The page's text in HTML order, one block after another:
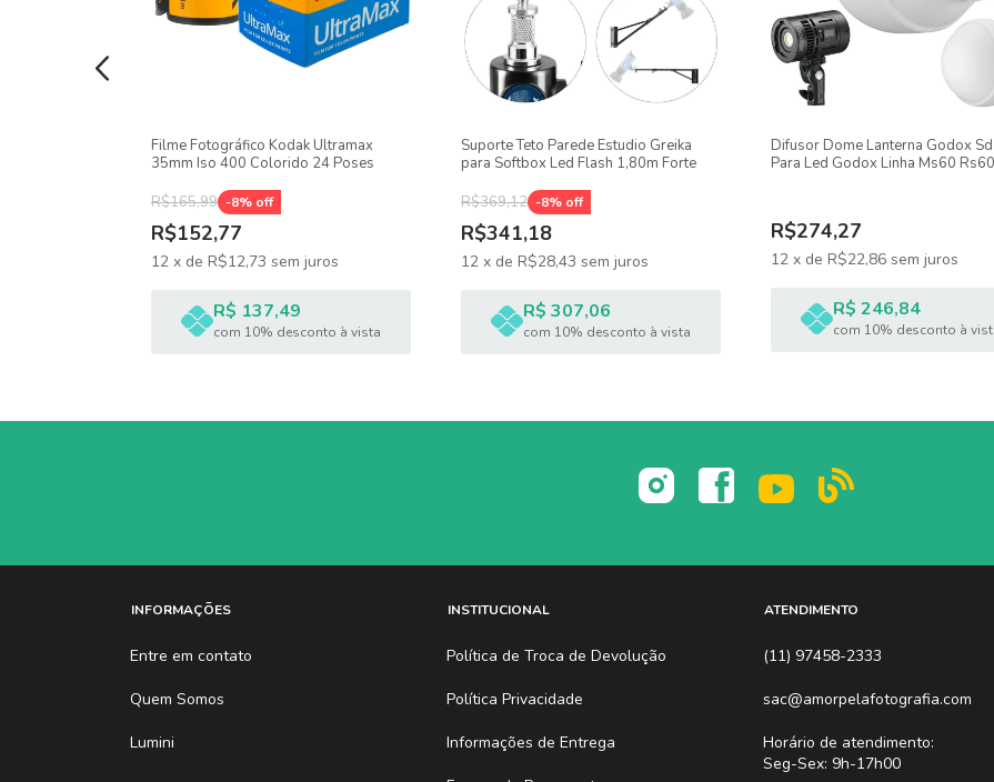
Filme Fotográfico Kodak Ultramax
35mm Iso 400 Colorido 24 Poses
R$165,99 -8% off
R$152,77
12 x de R$12,73 sem juros
R$ 137,49
com 10% desconto à vista
Suporte Teto Parede Estudio Greika
para Softbox Led Flash 1,80m Forte
R$369,12 -8% off
R$341,18
12 x de R$28,43 sem juros
R$ 307,06
com 10% desconto à vista
Difusor Dome Lanterna Godox
Para Led Godox Linha Ms60 Rs60
R$274,27
12 x de R$22,86 sem juros
R$ 246,84
com 10% desconto à
INFORMAÇÕES
Entre em contato
Quem Somos
Lumini
INSTITUCIONAL
Política de Troca de Devolução
Política Privacidade
Informações de Entrega
ATENDIMENTO
(11) 97458-2333
sac@amorpelafotografia.com
Horário de atendimento:
Seg-Sex: 9h-17h00